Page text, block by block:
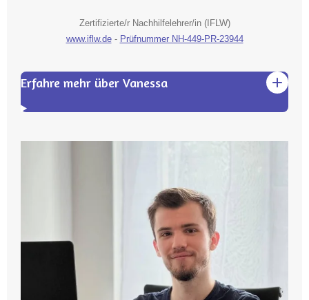
Zertifizierte/r Nachhilfelehrer/in (IFLW)
www.iflw.de- Prüfnummer NH-449-PR-23944
Erfahre mehr über Vanessa